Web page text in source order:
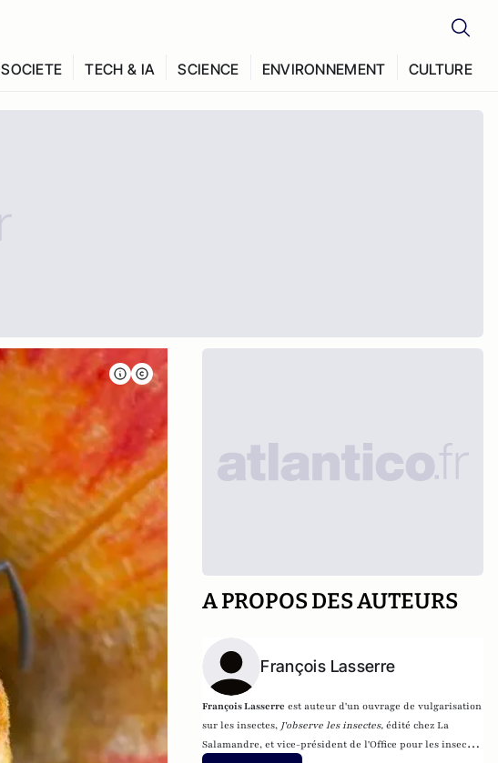
SOCIETE TECH & IA SCIENCE ENVIRONNEMENT CULTURE
A PROPOS DES AUTEURS
François Lasserre
François Lasserre est auteur d'un ouvrage de vulgarisation
sur les insectes, J'observe les insectes,édité chez La
Salamandre, et vice-président de l'Office pour les insectes